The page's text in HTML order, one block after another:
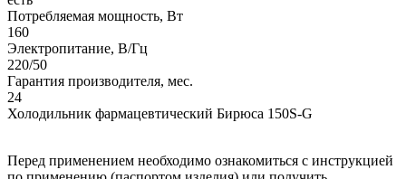
Потребляемая мощность, Вт
160
Электропитание, В/Гц
220/50
Гарантия производителя, мес.
24
Холодильник фармацевтический Бирюса 150S-G
Перед применением необходимо ознакомиться с инструкцией